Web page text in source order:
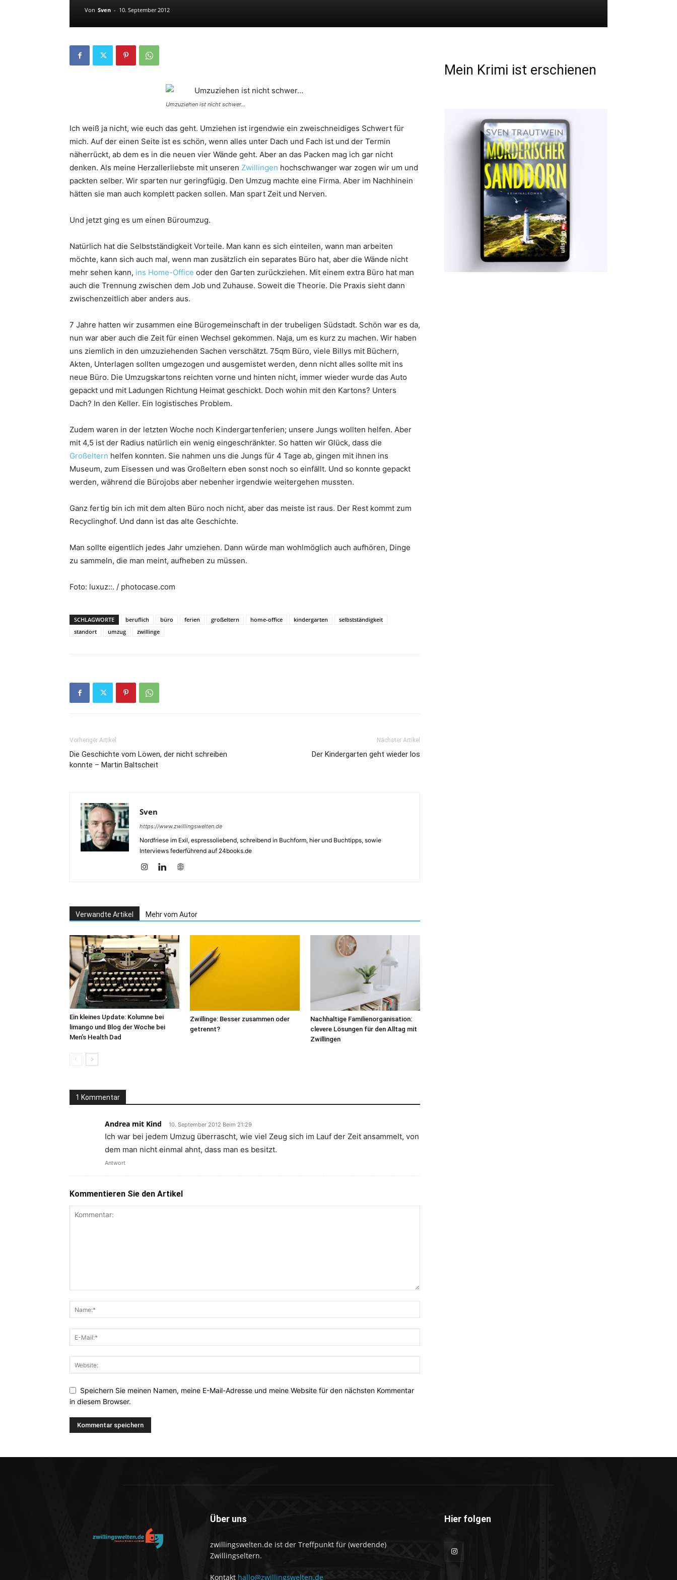
Von Sven - 10. September 2012
Umzuziehen ist nicht schwer...
Ich weiß ja nicht, wie euch das geht. Umziehen ist irgendwie ein zweischneidiges Schwert für
mich. Auf der einen Seite ist es schön, wenn alles unter Dach und Fach ist und der Termin
näherrückt, ab dem es in die neuen vier Wände geht. Aber an das Packen mag ich gar nicht
denken. Als meine Herzallerliebste mit unseren Zwillingen hochschwanger war zogen wir um und
packten selber. Wir sparten nur geringfügig. Den Umzug machte eine Firma. Aber im Nachhinein
hätten sie man auch komplett packen sollen. Man spart Zeit und Nerven.
Und jetzt ging es um einen Büroumzug.
Natürlich hat die Selbstständigkeit Vorteile. Man kann es sich einteilen, wann man arbeiten
möchte, kann sich auch mal, wenn man zusätzlich ein separates Büro hat, aber die Wände nicht
mehr sehen kann, ins Home-Office oder den Garten zurückziehen. Mit einem extra Büro hat man
auch die Trennung zwischen dem Job und Zuhause. Soweit die Theorie. Die Praxis sieht dann
zwischenzeitlich aber anders aus.
7 Jahre hatten wir zusammen eine Bürogemeinschaft in der trubeligen Südstadt. Schön war es da,
nun war aber auch die Zeit für einen Wechsel gekommen. Naja, um es kurz zu machen. Wir haben
uns ziemlich in den umzuziehenden Sachen verschätzt. 75qm Büro, viele Billys mit Büchern,
Akten, Unterlagen sollten umgezogen und ausgemistet werden, denn nicht alles sollte mit ins
neue Büro. Die Umzugskartons reichten vorne und hinten nicht, immer wieder wurde das Auto
gepackt und mit Ladungen Richtung Heimat geschickt. Doch wohin mit den Kartons? Unters
Dach? In den Keller. Ein logistisches Problem.
Zudem waren in der letzten Woche noch Kindergartenferien; unsere Jungs wollten helfen. Aber
mit 4,5 ist der Radius natürlich ein wenig eingeschränkter. So hatten wir Glück, dass die
Großeltern helfen konnten. Sie nahmen uns die Jungs für 4 Tage ab, gingen mit ihnen ins
Museum, zum Eisessen und was Großeltern eben sonst noch so einfällt. Und so konnte gepackt
werden, während die Bürojobs aber nebenher irgendwie weitergehen mussten.
Ganz fertig bin ich mit dem alten Büro noch nicht, aber das meiste ist raus. Der Rest kommt zum
Recyclinghof. Und dann ist das alte Geschichte.
Man sollte eigentlich jedes Jahr umziehen. Dann würde man wohlmöglich auch aufhören, Dinge
zu sammeln, die man meint, aufheben zu müssen.
Foto: luxuz::. / photocase.com
SCHLAGWORTE beruflich büro ferien großeltern home-office kindergarten
selbstständigkeit
standort
umzug zwillinge
Vorheriger Artikel
Die Geschichte vom Löwen, der nicht schreiben
konnte – Martin Baltscheit
Nächster Artikel
Der Kindergarten geht wieder los
Sven
https://www.zwillingswelten.de
Nordfriese im Exil, espressoliebend, schreibend in Buchform, hier und Buchtipps, sowie
Interviews federführend auf 24books.de
Verwandte Artikel Mehr vom Autor
Ein kleines Update: Kolumne bei
limango und Blog der Woche bei
Men’s Health Dad
Zwillinge: Besser zusammen oder
getrennt?
Nachhaltige Familienorganisation:
clevere Lösungen für den Alltag mit
Zwillingen
1 Kommentar
Andrea mit Kind 10. September 2012 Beim 21:29
Ich war bei jedem Umzug überrascht, wie viel Zeug sich im Lauf der Zeit ansammelt, von
dem man nicht einmal ahnt, dass man es besitzt.
Antwort
Kommentieren Sie den Artikel
Speichern Sie meinen Namen, meine E-Mail-Adresse und meine Website für den nächsten Kommentar
in diesem Browser.
Mein Krimi ist erschienen
Über uns
zwillingswelten.de ist der Treffpunkt für (werdende)
Zwillingseltern.
Kontakt hallo@zwillingswelten.de
Hier folgen